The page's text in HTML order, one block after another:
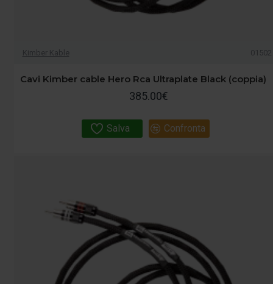
Kimber Kable 01502
Cavi Kimber cable Hero Rca Ultraplate Black (coppia)
385.00€
Salva Confronta